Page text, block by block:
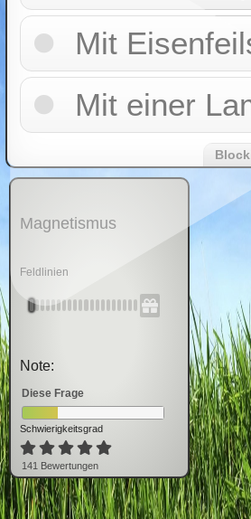
Mit
Mit einer
Magnetismus
Feldlinien
Note:
Diese Frage
Schwierigkeitsgrad
141 Bewertungen